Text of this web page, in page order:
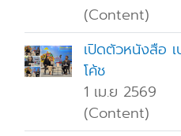
(Content)
เปิดตัวหนังสือ เ
โค้ช
1 เม.ย 2569
(Content)